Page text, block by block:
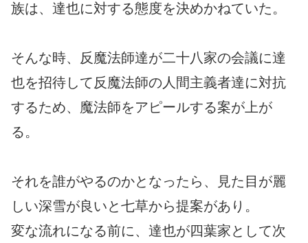
族は、達也に対する態度を決めかねていた。
そんな時、反魔法師達が二十八家の会議に達
也を招待して反魔法師の人間主義者達に対抗
するため、魔法師をアピールする案が上が
る。
それを誰がやるのかとなったら、見た目が麗
しい深雪が良いと七草から提案があり。
変な流れになる前に、達也が四葉家として次